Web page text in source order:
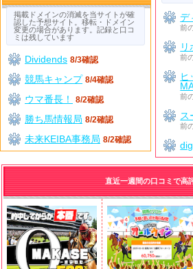
デ
前
リ
前
ヒ
前
ス
前
掲載ドメインの消滅を当サイトが確
認した予想サイト。移転・ドメイン
変更の場合があります。記録と口コ
ミは残しています
Dividends 8/3確認
競馬キャンプ 8/4確認
ウマ番長！ 8/2確認
勝ち馬情報局 8/2確認
未来KEIBA事務局 8/2確認
直近一週間の口コミで高